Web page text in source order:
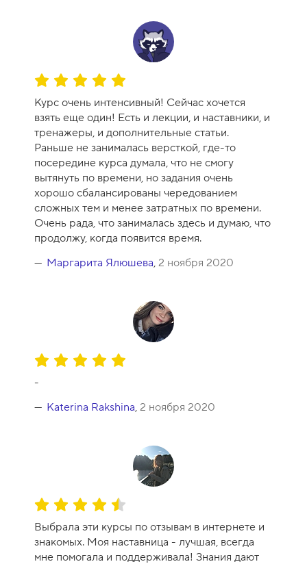
О
е
н
к
а
к
у
р
с
а
-
1
Курс очень интенсивный! Сейчас хочется
взять еще один! Есть и лекции, и наставники, и
тренажеры, и дополнительные статьи.
Раньше не занималась версткой, где-то
посередине курса думала, что не смогу
вытянуть по времени, но задания очень
хорошо сбалансированы чередованием
сложных тем и менее затратных по времени.
Очень рада, что занималась здесь и думаю, что
продолжу, когда появится время.
Маргарита Ялюшева, 2 ноября 2020
О
н
а
-
1
0
-
Katerina Rakshina, 2 ноября 2020
О
ц
е
н
Выбрала эти курсы по отзывам в интернете и
знакомых. Моя наставница - лучшая, всегда
мне помогала и поддерживала! Знания дают